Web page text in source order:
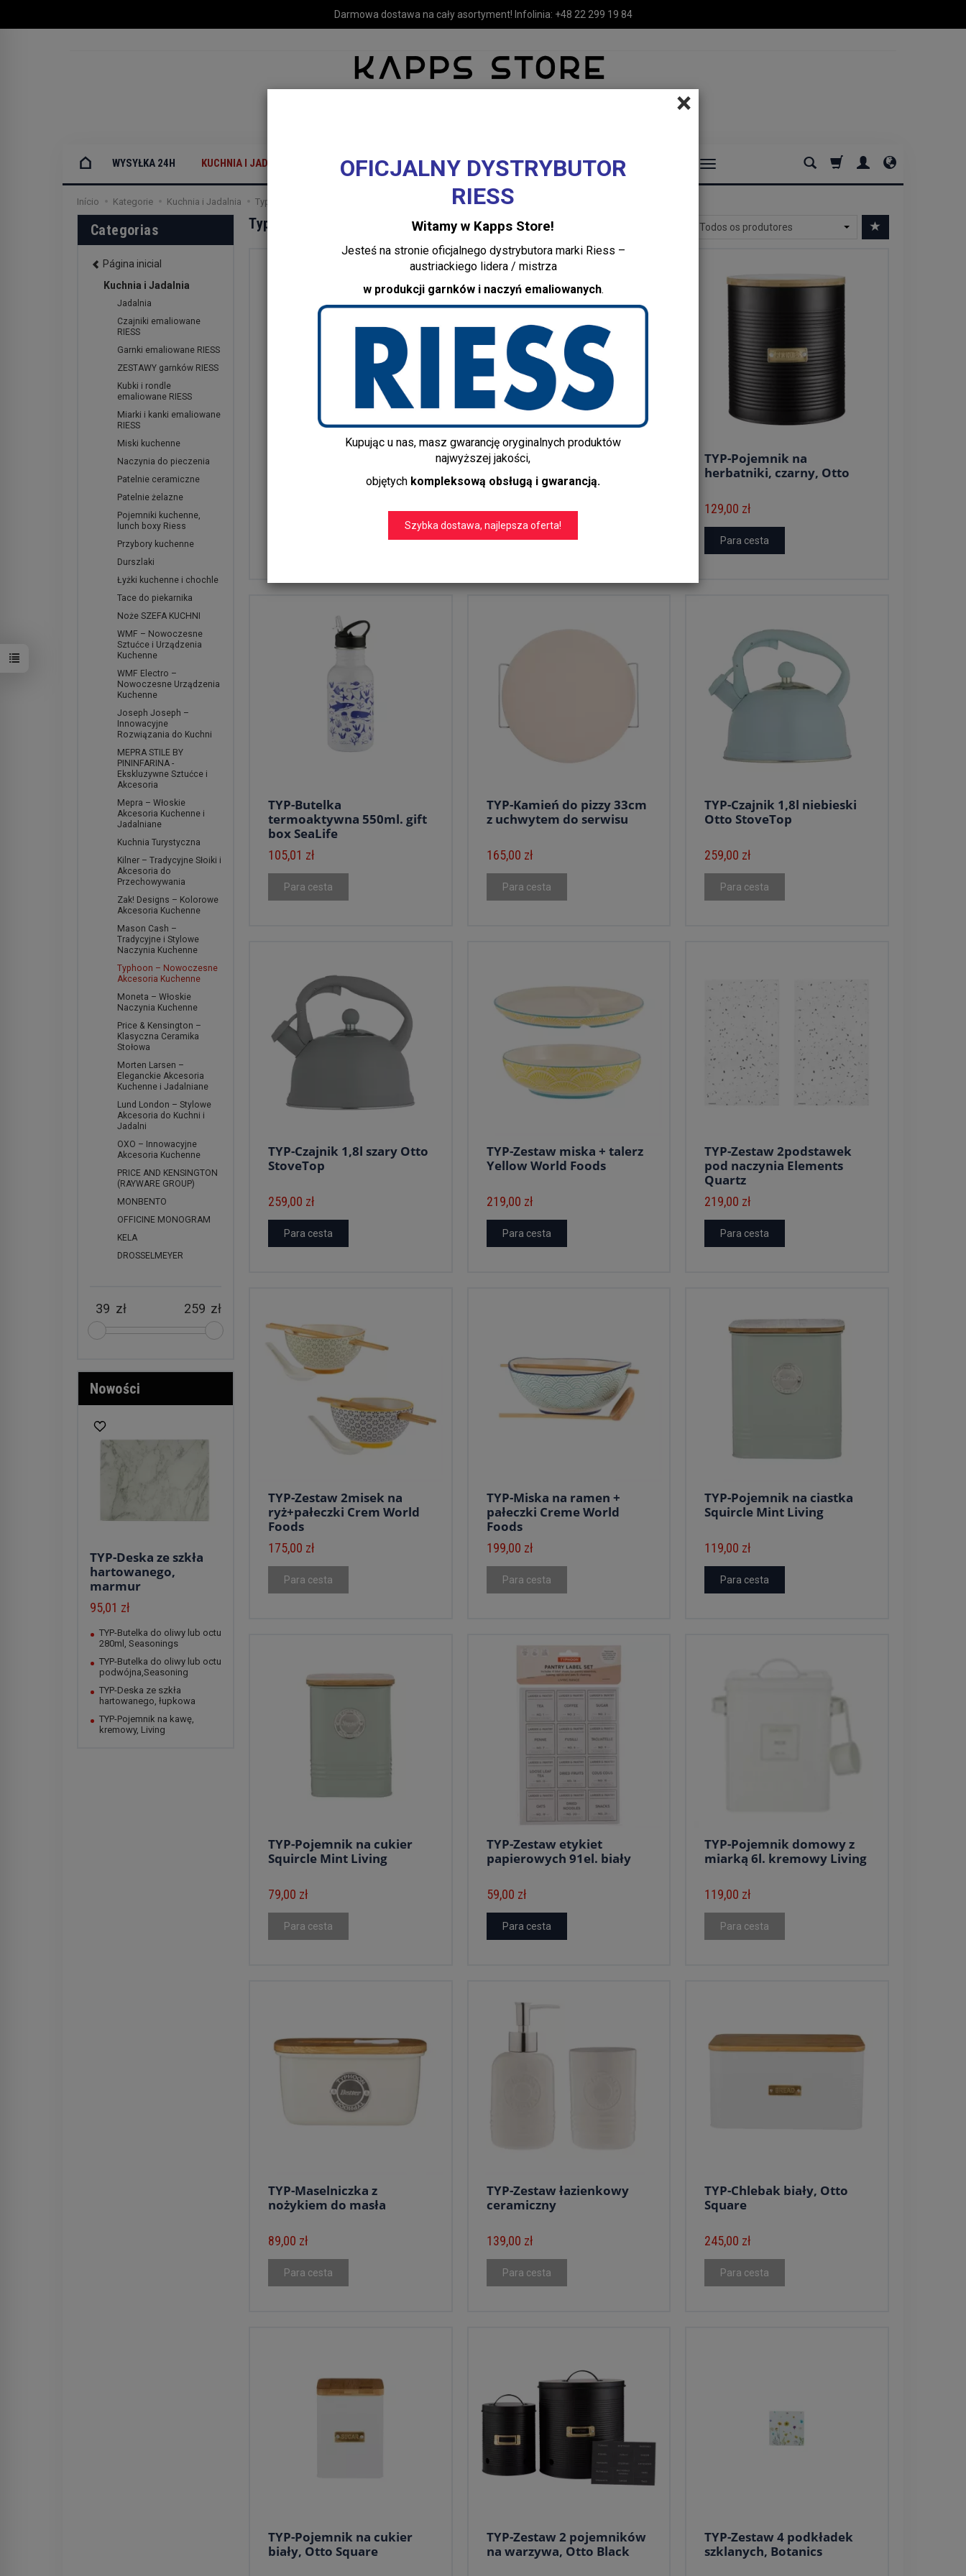
Darmowa dostawa na cały asortyment! Infolinia: +48 22 299 19 84
×
OFICJALNY DYSTRYBUTOR
RIESS
Witamy w Kapps Store!
Jesteś na stronie oficjalnego dystrybutora marki Riess –
austriackiego lidera / mistrza
w produkcji garnków i naczyń emaliowanych.
Kupując u nas, masz gwarancję oryginalnych produktów
najwyższej jakości,
objętych kompleksową obsługą i gwarancją.
Szybka dostawa, najlepsza oferta!
WYSYŁKA 24H KUCHNIA I JADALNIA MEBLE LUSTRA I OŚWIETLENIE TEKSTYLIA I DEKORACJE DOMOWE
Início Kategorie Kuchnia i Jadalnia Typhoon – Nowoczesne Akcesoria Kuchenne
Typhoon – Nowoczesne Akcesoria Kuchenne
TYP-Chlebak szary, Living
199,00 zł
Para cesta
TYP-Pojemnik na
herbatniki, czarny, Otto
129,00 zł
Para cesta
TYP-Butelka
termoaktywna 550ml. gift
box SeaLife
105,01 zł
Para cesta
TYP-Kamień do pizzy 33cm
z uchwytem do serwisu
165,00 zł
Para cesta
TYP-Czajnik 1,8l niebieski
Otto StoveTop
259,00 zł
Para cesta
TYP-Czajnik 1,8l szary Otto
StoveTop
259,00 zł
Para cesta
TYP-Zestaw miska + talerz
Yellow World Foods
219,00 zł
Para cesta
TYP-Zestaw 2podstawek
pod naczynia Elements
Quartz
219,00 zł
Para cesta
TYP-Zestaw 2misek na
ryż+pałeczki Crem World
Foods
175,00 zł
Para cesta
TYP-Miska na ramen +
pałeczki Creme World
Foods
199,00 zł
Para cesta
TYP-Pojemnik na ciastka
Squircle Mint Living
119,00 zł
Para cesta
TYP-Pojemnik na cukier
Squircle Mint Living
79,00 zł
Para cesta
TYP-Zestaw etykiet
papierowych 91el. biały
59,00 zł
Para cesta
TYP-Pojemnik domowy z
miarką 6l. kremowy Living
119,00 zł
Para cesta
TYP-Maselniczka z
nożykiem do masła
89,00 zł
Para cesta
TYP-Zestaw łazienkowy
ceramiczny
139,00 zł
Para cesta
TYP-Chlebak biały, Otto
Square
245,00 zł
Para cesta
TYP-Pojemnik na cukier
biały, Otto Square
TYP-Zestaw 2 pojemników
na warzywa, Otto Black
TYP-Zestaw 4 podkładek
szklanych, Botanics
Categorias
Página inicial
Kuchnia i Jadalnia
Jadalnia
Czajniki emaliowane
RIESS
Garnki emaliowane RIESS
ZESTAWY garnków RIESS
Kubki i rondle
emaliowane RIESS
Miarki i kanki emaliowane
RIESS
Miski kuchenne
Naczynia do pieczenia
Patelnie ceramiczne
Patelnie żelazne
Pojemniki kuchenne,
lunch boxy Riess
Przybory kuchenne
Durszlaki
Łyżki kuchenne i chochle
Tace do piekarnika
Noże SZEFA KUCHNI
WMF – Nowoczesne
Sztućce i Urządzenia
Kuchenne
WMF Electro –
Nowoczesne Urządzenia
Kuchenne
Joseph Joseph –
Innowacyjne
Rozwiązania do Kuchni
MEPRA STILE BY
PININFARINA -
Ekskluzywne Sztućce i
Akcesoria
Mepra – Włoskie
Akcesoria Kuchenne i
Jadalniane
Kuchnia Turystyczna
Kilner – Tradycyjne Słoiki i
Akcesoria do
Przechowywania
Zak! Designs – Kolorowe
Akcesoria Kuchenne
Mason Cash –
Tradycyjne i Stylowe
Naczynia Kuchenne
Typhoon – Nowoczesne
Akcesoria Kuchenne
Moneta – Włoskie
Naczynia Kuchenne
Price & Kensington –
Klasyczna Ceramika
Stołowa
Morten Larsen –
Eleganckie Akcesoria
Kuchenne i Jadalniane
Lund London – Stylowe
Akcesoria do Kuchni i
Jadalni
OXO – Innowacyjne
Akcesoria Kuchenne
PRICE AND KENSINGTON
(RAYWARE GROUP)
MONBENTO
OFFICINE MONOGRAM
KELA
DROSSELMEYER
zł zł
Nowości
TYP-Deska ze szkła
hartowanego,
marmur
95,01 zł
TYP-Butelka do oliwy lub octu
280ml, Seasonings
TYP-Butelka do oliwy lub octu
podwójna,Seasoning
TYP-Deska ze szkła
hartowanego, łupkowa
TYP-Pojemnik na kawę,
kremowy, Living